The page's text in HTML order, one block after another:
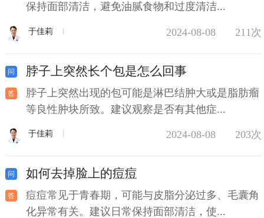
保持面部清洁，避免油腻食物和过度清洁...
于佳莉 2024-08-08 211次
脖子上突然长个包是怎么回事
脖子上突然出现的包可能是淋巴结肿大或是脂肪瘤
等良性肿块所致。建议观察是否有其他症...
于佳莉 2024-08-08 203次
如何去掉脸上的痘痘
痘痘常见于青春期，可能与皮脂分泌过多、毛囊角
化异常有关。建议日常保持面部清洁，使...